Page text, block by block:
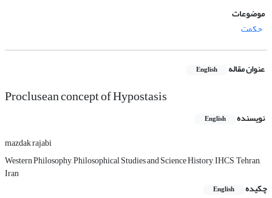
موضوعات
حکمت
عنوان مقاله English
Proclusean concept of Hypostasis
نویسنده English
mazdak rajabi
Western Philosophy, Philosophical Studies and Science History, IHCS, Tehran,
Iran
چکیده
English